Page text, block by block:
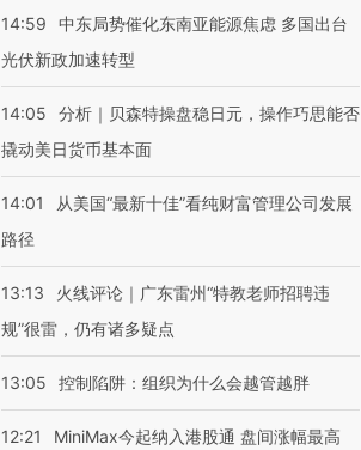
14:59
中东局势催化东南亚能源焦虑 多国出台
光伏新政加速转型
14:05
分析｜贝森特操盘稳日元，操作巧思能否
撬动美日货币基本面
14:01
从美国“最新十佳”看纯财富管理公司发展
路径
13:13
火线评论｜广东雷州“特教老师招聘违
规”很雷，仍有诸多疑点
13:05 控制陷阱：组织为什么会越管越胖
12:21
MiniMax今起纳入港股通 盘间涨幅最高